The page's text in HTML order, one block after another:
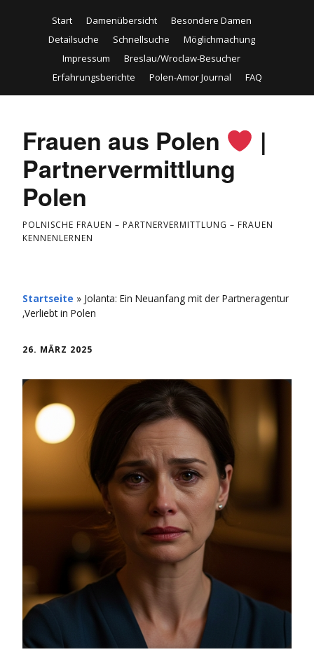
Start Damenübersicht
Besondere Damen
Detailsuche
Schnellsuche
Möglichmachung
Impressum
Breslau/Wroclaw-Besucher
Erfahrungsberichte
Polen-Amor Journal FAQ
Frauen aus Polen
|
Partnervermittlung
Polen
POLNISCHE FRAUEN – PARTNERVERMITTLUNG – FRAUEN
KENNENLERNEN
Startseite » Jolanta: Ein Neuanfang mit der Partneragentur
‚Verliebt in Polen
26. MÄRZ 2025